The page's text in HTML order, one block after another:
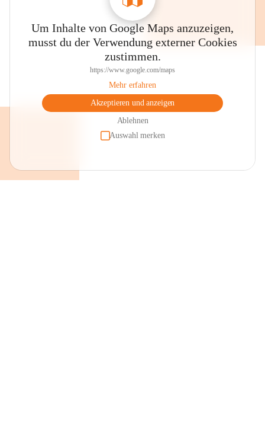
Um Inhalte von Google Maps anzuzeigen,
musst du der Verwendung externer Cookies
zustimmen.
https://www.google.com/maps
Mehr erfahren
Akzeptieren und anzeigen
Ablehnen
Auswahl merken